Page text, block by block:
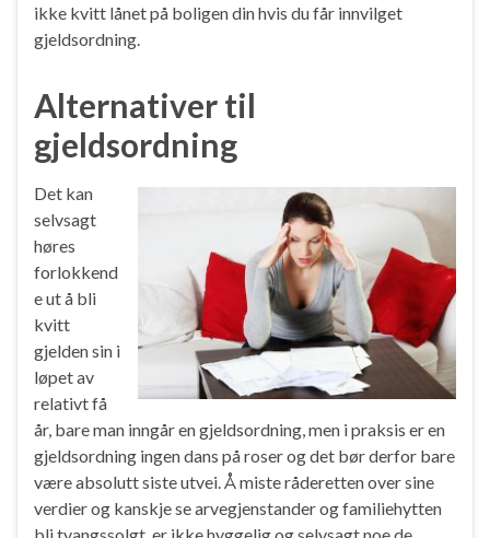
ikke kvitt lånet på boligen din hvis du får innvilget
gjeldsordning.
Alternativer til
gjeldsordning
Det kan
selvsagt
høres
forlokkend
e ut å bli
kvitt
gjelden sin i
løpet av
relativt få
år, bare man inngår en gjeldsordning, men i praksis er en
gjeldsordning ingen dans på roser og det bør derfor bare
være absolutt siste utvei. Å miste råderetten over sine
verdier og kanskje se arvegjenstander og familiehytten
bli tvangssolgt, er ikke hyggelig og selvsagt noe de